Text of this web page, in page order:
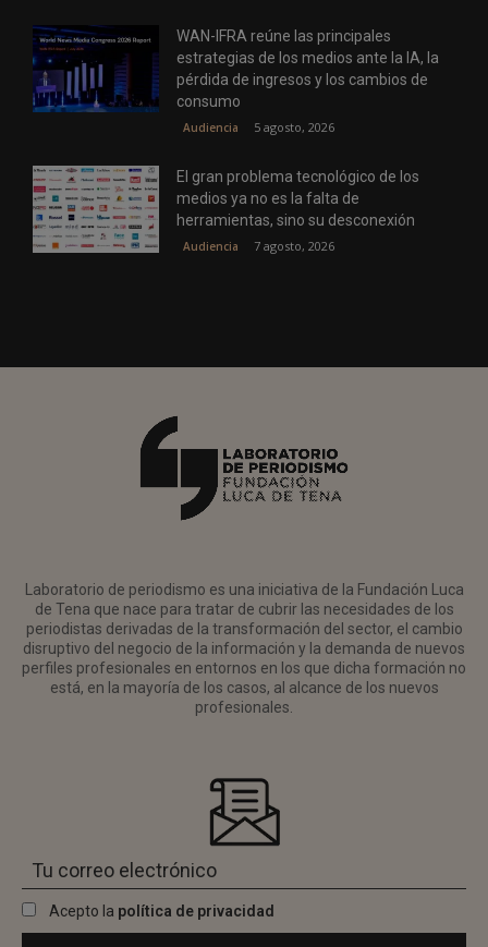
WAN-IFRA reúne las principales
estrategias de los medios ante la IA, la
pérdida de ingresos y los cambios de
consumo
Audiencia 5 agosto, 2026
El gran problema tecnológico de los
medios ya no es la falta de
herramientas, sino su desconexión
Audiencia 7 agosto, 2026
Laboratorio de periodismo es una iniciativa de la Fundación Luca
de Tena que nace para tratar de cubrir las necesidades de los
periodistas derivadas de la transformación del sector, el cambio
disruptivo del negocio de la información y la demanda de nuevos
perfiles profesionales en entornos en los que dicha formación no
está, en la mayoría de los casos, al alcance de los nuevos
profesionales.
Acepto la política de privacidad